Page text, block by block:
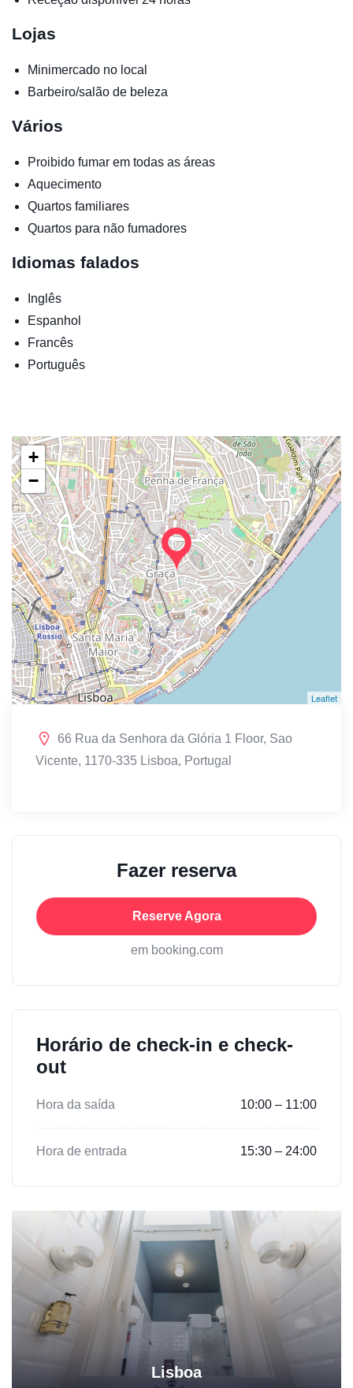
Lojas
Minimercado no local
Barbeiro/salão de beleza
Vários
Proibido fumar em todas as áreas
Aquecimento
Quartos familiares
Quartos para não fumadores
Idiomas falados
Inglês
Espanhol
Francês
Português
+
−
Leaflet
66 Rua da Senhora da Glória 1 Floor, Sao
Vicente, 1170-335 Lisboa, Portugal
Fazer reserva
Reserve Agora
em booking.com
Horário de check-in e check-
out
Hora da saída 10:00 – 11:00
Hora de entrada 15:30 – 24:00
Lisboa